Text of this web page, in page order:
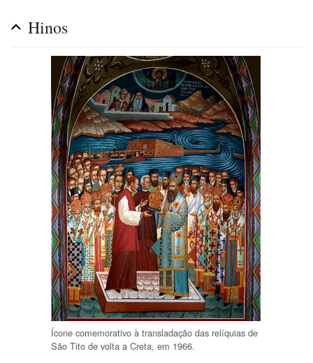
Hinos
Ícone comemorativo à transladação das relíquias de
São Tito de volta a Creta, em 1966.